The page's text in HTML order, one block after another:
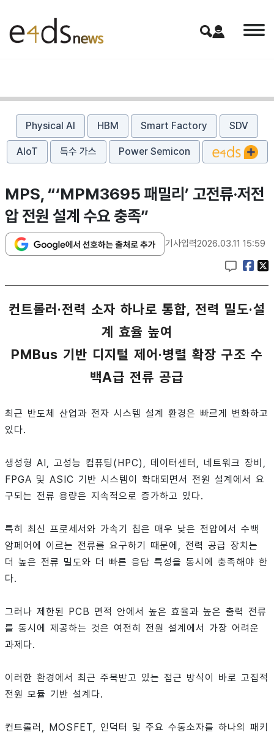
Physical AI HBM Smart Factory SDV
AIoT 특수 가스 Power Semicon
MPS, “‘MPM3695 패밀리’ 고전류·저전
압 전원 설계 수요 충족”
기사입력2026.03.11 15:59
컨트롤러·전력 소자 하나로 통합, 전력 밀도·설
계 효율 높여
PMBus 기반 디지털 제어·병렬 확장 구조 수
백A급 전류 공급
최근 반도체 산업과 전자 시스템 설계 환경은 빠르게 변화하고
있다.
생성형 AI, 고성능 컴퓨팅(HPC), 데이터센터, 네트워크 장비,
FPGA 및 ASIC 기반 시스템이 확대되면서 전원 설계에서 요
구되는 전류 용량은 지속적으로 증가하고 있다.
특히 최신 프로세서와 가속기 칩은 매우 낮은 전압에서 수백
암페어에 이르는 전류를 요구하기 때문에, 전력 공급 장치는
더 높은 전류 밀도와 더 빠른 응답 특성을 동시에 충족해야 한
다.
그러나 제한된 PCB 면적 안에서 높은 효율과 높은 출력 전류
를 동시에 제공하는 것은 여전히 전원 설계에서 가장 어려운
과제다.
이러한 환경에서 최근 주목받고 있는 접근 방식이 바로 고집적
전원 모듈 기반 설계다.
컨트롤러, MOSFET, 인덕터 및 주요 수동소자를 하나의 패키